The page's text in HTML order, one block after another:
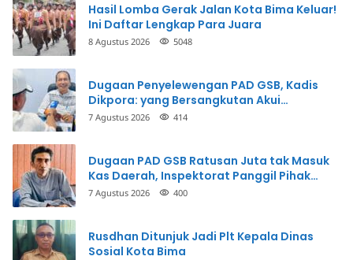
Hasil Lomba Gerak Jalan Kota Bima Keluar!
Ini Daftar Lengkap Para Juara
8 Agustus 2026 5048
Dugaan Penyelewengan PAD GSB, Kadis
Dikpora: yang Bersangkutan Akui
Perbuatannya dan Siap Mengembalikan
7 Agustus 2026 414
Dugaan PAD GSB Ratusan Juta tak Masuk
Kas Daerah, Inspektorat Panggil Pihak
Terkait
7 Agustus 2026 400
Rusdhan Ditunjuk Jadi Plt Kepala Dinas
Sosial Kota Bima